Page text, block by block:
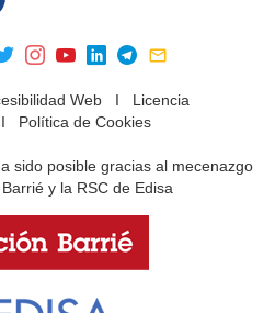
WebI Licencia
Política de Cookies
sido posible gracias al mecenazgo
y la RSC de Edisa